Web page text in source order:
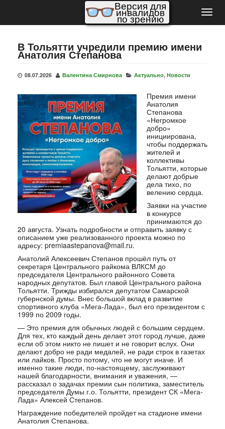
Версия для
инвалидов
по зрению
В Тольятти учредили премию имени
Анатолия Степанова
08.07.2026 Валентина Смирнова Актуально, Новости
Премия имени
Анатолия
Степанова
«Негромкое
добро»
инициирована,
чтобы поддержать
жителей и
коллективы
Тольятти, которые
делают добрые
дела тихо, по
велению сердца.
Заявки на участие
в конкурсе
принимаются до
20 августа. Узнать подробности и отправить заявку с
описанием уже реализованного проекта можно по
адресу: premiaastepanova@mail.ru.
Анатолий Алексеевич Степанов прошёл путь от
секретаря Центрального райкома ВЛКСМ до
председателя Центрального районного Совета
народных депутатов. Был главой Центрального района
Тольятти. Трижды избирался депутатом Самарской
губернской думы. Внес большой вклад в развитие
спортивного клуба «Мега-Лада», был его президентом с
1999 по 2009 годы.
— Это премия для обычных людей с большим сердцем.
Для тех, кто каждый день делает этот город лучше, даже
если об этом никто не пишет и не говорит вслух. Они
делают добро не ради медалей, не ради строк в газетах
или лайков. Просто потому, что не могут иначе. И
именно такие люди, по-настоящему, заслуживают
нашей благодарности, внимания и уважения, —
рассказал о задачах премии сын политика, заместитель
председателя Думы г.о. Тольятти, президент СК «Мега-
Лада» Алексей Степанов.
Награждение победителей пройдет на стадионе имени
Анатолия Степанова.